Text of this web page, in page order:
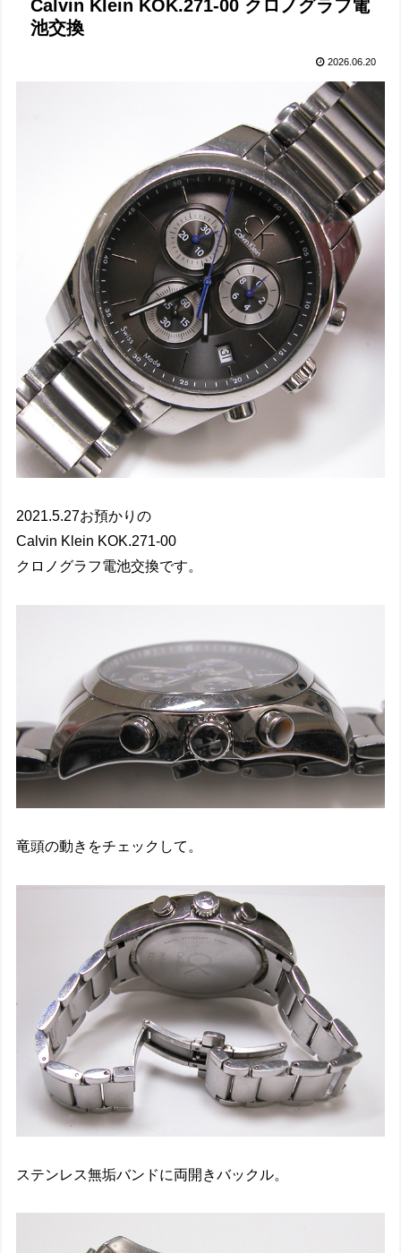
Calvin Klein KOK.271-00 クロノグラフ電
池交換
2026.06.20
2021.5.27お預かりの
Calvin Klein KOK.271-00
クロノグラフ電池交換です。
竜頭の動きをチェックして。
ステンレス無垢バンドに両開きバックル。